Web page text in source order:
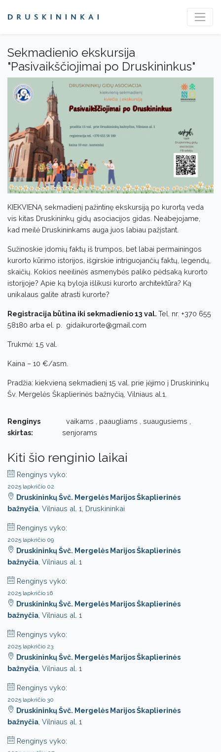
Sekmadienio ekskursija
"Pasivaikščiojimai po Druskininkus"
KIEKVIENĄ sekmadienį pažintinę ekskursiją po kurortą veda
vis kitas Druskininkų gidų asociacijos gidas. Neabejojame,
kad meilė Druskininkams auga juos labiau pažįstant.
Sužinoskie įdomių faktų iš trumpos, bet labai permainingos
kurorto kūrimo istorijos, išgirskie intriguojančių faktų, legendų,
skaičių. Kokios neeilinės asmenybės paliko pėdsaką kurorto
istorijoje? Apie ką byloja išlikusi kurorto architektūra? Ką
unikalaus galite atrasti kurorte?
Registracija būtina iki sekmadienio 13 val. Tel. nr. +370 655
58180 arba el. p. gidaikurorte@gmail.com
Trukmė: 1,5 val.
Kaina – 10 €/asm.
Pradžia: kiekvieną sekmadienį 15 val. prie įėjimo į Druskininkų
Šv. Mergelės Škaplierinės bažnyčią, Vilniaus al.1.
Renginys
skirtas:
vaikams , paaugliams , suaugusiems ,
senjorams
Kiti šio renginio laikai
Renginys vyko:
2025 lapkričio 02
Druskininkų Švč. Mergelės Marijos Škaplierinės
bažnyčia , Vilniaus al. 1, Druskininkai
Renginys vyko:
2025 lapkričio 09
Druskininkų Švč. Mergelės Marijos Škaplierinės
bažnyčia , Vilniaus al. 1
Renginys vyko:
2025 lapkričio 16
Druskininkų Švč. Mergelės Marijos Škaplierinės
bažnyčia , Vilniaus al. 1
Renginys vyko:
2025 lapkričio 23
Druskininkų Švč. Mergelės Marijos Škaplierinės
bažnyčia , Vilniaus al. 1
Renginys vyko:
2025 lapkričio 30
Druskininkų Švč. Mergelės Marijos Škaplierinės
bažnyčia , Vilniaus al. 1
Renginys vyko: